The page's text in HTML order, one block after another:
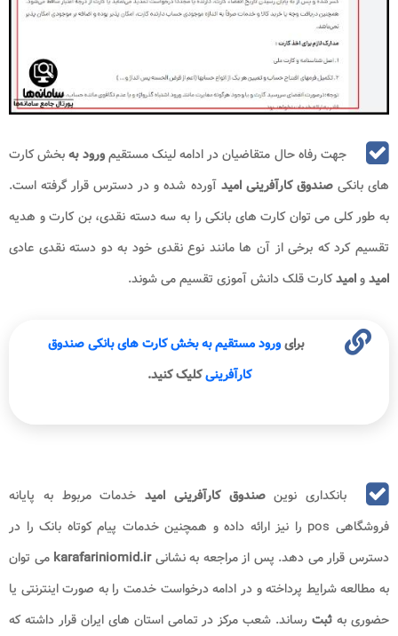
جهت رفاه حال متقاضیان در ادامه لینک مستقیمورود بهبخش کارت
های بانکیصندوق کارآفرینی امید آورده شده و در دسترس قرار گرفته است.
به طور کلی می توان کارت های بانکی را به سه دسته نقدی، بن کارت و هدیه
تقسیم کرد که برخی از آن ها مانند نوع نقدی خود به دو دسته نقدی عادی
امیدوامیدکارت قلک دانش آموزی تقسیم می شوند.
برایورود مستقیم به بخش کارت های بانکی صندوق
کارآفرینیکلیک کنید.
بانکداری نوینصندوق کارآفرینی امید خدمات مربوط به پایانه
فروشگاهی pos را نیز ارائه داده و همچنین خدمات پیام کوتاه بانک را در
دسترس قرار می دهد. پس از مراجعه به نشانیkarafariniomid.ir می توان
به مطالعه شرایط پرداخته و در ادامه درخواست خدمت را به صورت اینترنتی یا
حضوری به ثبت رساند. شعب مرکز در تمامی استان های ایران قرار داشته که